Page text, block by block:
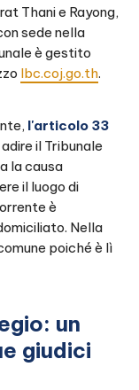
Thani e Rayong,
sede nella
è gestito
lbc.coj.go.th.
l'articolo 33
il Tribunale
la causa
il luogo di
è
Nella
poiché è lì
un
giudici